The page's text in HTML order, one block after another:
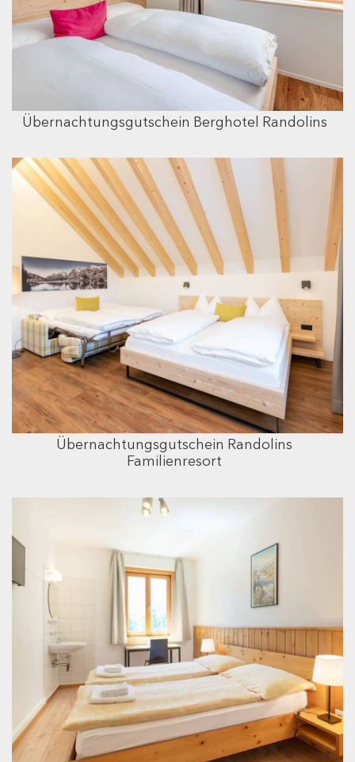
Übernachtungsgutschein Berghotel Randolins
Übernachtungsgutschein Randolins
Familienresort